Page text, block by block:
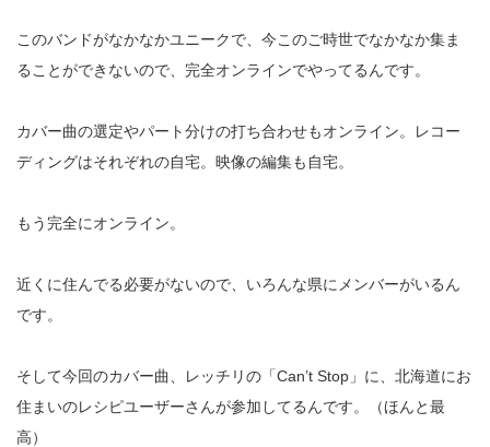
このバンドがなかなかユニークで、今このご時世でなかなか集ま
ることができないので、完全オンラインでやってるんです。
カバー曲の選定やパート分けの打ち合わせもオンライン。レコー
ディングはそれぞれの自宅。映像の編集も自宅。
もう完全にオンライン。
近くに住んでる必要がないので、いろんな県にメンバーがいるん
です。
そして今回のカバー曲、レッチリの「Can’t Stop」に、北海道にお
住まいのレシピユーザーさんが参加してるんです。（ほんと最
高）